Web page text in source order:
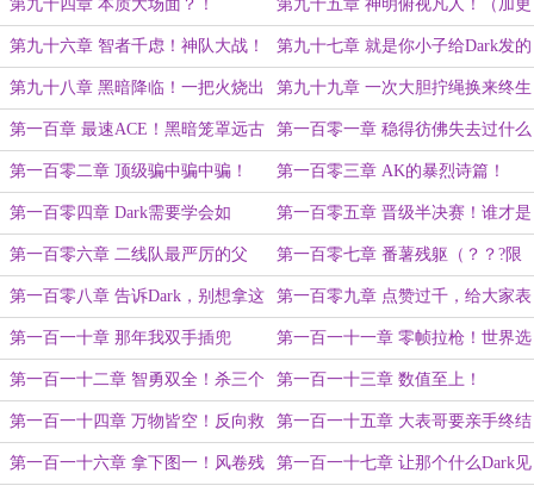
第九十四章 本质大场面？！ 第九十五章 神明俯视凡人！（加更
求月票）
第九十六章 智者千虑！神队大战！ 第九十七章 就是你小子给Dark发的
AK？！
第九十八章 黑暗降临！一把火烧出
个爹来！（加更）
第九十九章 一次大胆拧绳换来终生
内向
第一百章 最速ACE！黑暗笼罩远古
遗迹！
第一百零一章 稳得彷佛失去过什么
一样（加更）
第一百零二章 顶级骗中骗中骗！ 第一百零三章 AK的暴烈诗篇！
第一百零四章 Dark需要学会如
何“开枪”！（加更）
第一百零五章 晋级半决赛！谁才是
圣人？！
第一百零六章 二线队最严厉的父
亲！
第一百零七章 番薯残躯（？？?限
定）！
第一百零八章 告诉Dark，别想拿这
个奖杯了！
第一百零九章 点赞过千，给大家表
演个手撕银河战舰！（加更）
第一百一十章 那年我双手插兜 第一百一十一章 零帧拉枪！世界选
位！
第一百一十二章 智勇双全！杀三个
怎么输？
第一百一十三章 数值至上！
第一百一十四章 万物皆空！反向救
护车！（加更）
第一百一十五章 大表哥要亲手终结
Dark！！！
第一百一十六章 拿下图一！风卷残 第一百一十七章 让那个什么Dark见